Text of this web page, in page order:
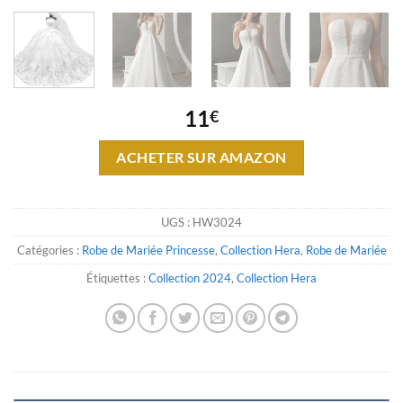
11€
ACHETER SUR AMAZON
UGS : HW3024
Catégories : Robe de Mariée Princesse, Collection Hera, Robe de Mariée
Étiquettes :Collection 2024, Collection Hera